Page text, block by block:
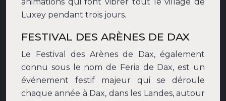
Luxey pendant trois jours.
FESTIVAL DES ARÈNES DE DAX
Le Festival des Arènes de Dax, également
connu sous le nom de Feria de Dax, est un
événement festif majeur qui se déroule
chaque année à Dax, dans les Landes, autour